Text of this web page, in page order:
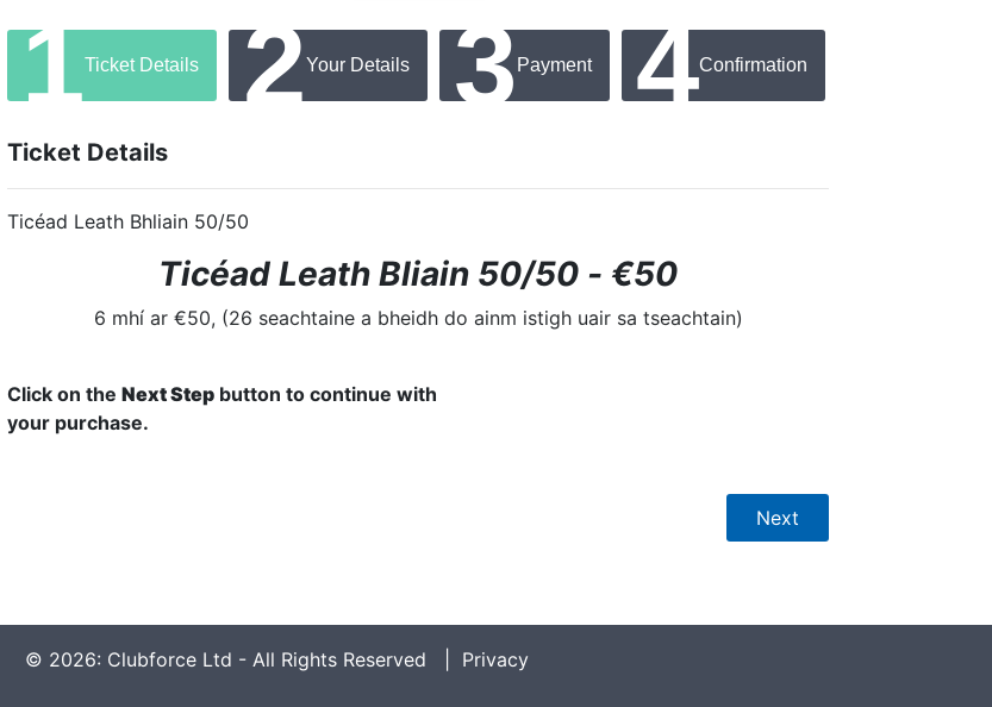
Ticket Details
1 Your Details
2 Payment
3 Confirmation
4
Ticket Details
Ticéad Leath Bhliain 50/50
Ticéad Leath Bliain 50/50 - €50
6 mhí ar €50, (26 seachtaine a bheidh do ainm istigh uair sa tseachtain)
Click on the Next Step button to continue with
your purchase.
© 2026: Clubforce Ltd - All Rights Reserved | Privacy